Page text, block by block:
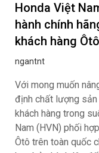
Honda Việt
hành chính
khách hàng Ôtô
ngantnt
Với mong muốn
định chất lượng sản
khách hàng trong
Nam (HVN) phối
Ôtô trên toàn quốc